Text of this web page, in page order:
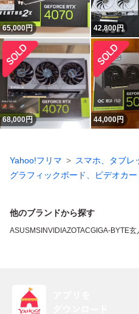
65,000円 42,800円
68,000円 44,000円
Yahoo!フリマ スマホ、タブレ
グラフィックボード、ビデオカー
他のブランドから探す
ASUSMSI NVIDIAZOTACGIGA-BYTE玄